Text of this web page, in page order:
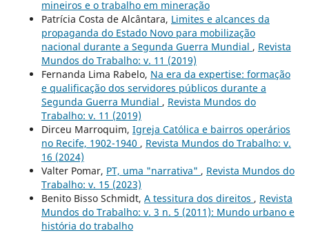
mineiros e o trabalho em mineração
Patrícia Costa de Alcântara, Limites e alcances da
propaganda do Estado Novo para mobilização
nacional durante a Segunda Guerra Mundial , Revista
Mundos do Trabalho: v. 11 (2019)
Fernanda Lima Rabelo, Na era da expertise: formação
e qualificação dos servidores públicos durante a
Segunda Guerra Mundial , Revista Mundos do
Trabalho: v. 11 (2019)
Dirceu Marroquim, Igreja Católica e bairros operários
no Recife, 1902-1940 , Revista Mundos do Trabalho: v.
16 (2024)
Valter Pomar, PT, uma "narrativa" , Revista Mundos do
Trabalho: v. 15 (2023)
Benito Bisso Schmidt, A tessitura dos direitos , Revista
Mundos do Trabalho: v. 3 n. 5 (2011): Mundo urbano e
história do trabalho